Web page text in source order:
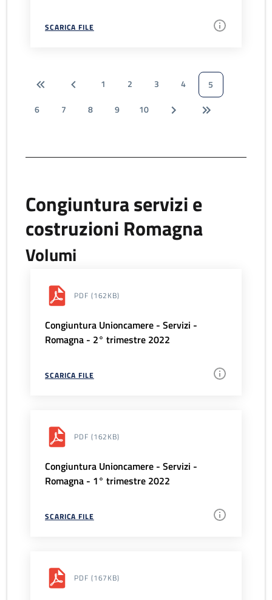
SCARICA FILE
1 2 3 4
5
6
7 8 9 10
Congiuntura servizi e
costruzioni Romagna
Volumi
PDF (162KB)
Congiuntura Unioncamere - Servizi -
Romagna - 2° trimestre 2022
SCARICA FILE
PDF (162KB)
Congiuntura Unioncamere - Servizi -
Romagna - 1° trimestre 2022
SCARICA FILE
PDF (167KB)